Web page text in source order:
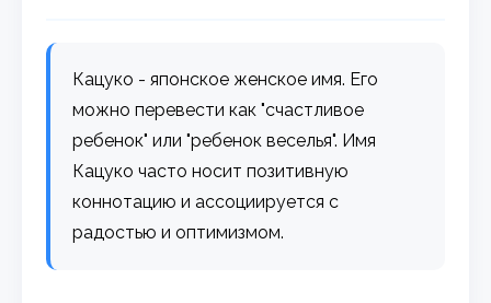
Кацуко - японское женское имя. Его
можно перевести как "счастливое
ребенок" или "ребенок веселья". Имя
Кацуко часто носит позитивную
коннотацию и ассоциируется с
радостью и оптимизмом.